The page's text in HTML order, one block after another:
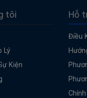
tôi
Lý
Kiện
Hỗ
Điều